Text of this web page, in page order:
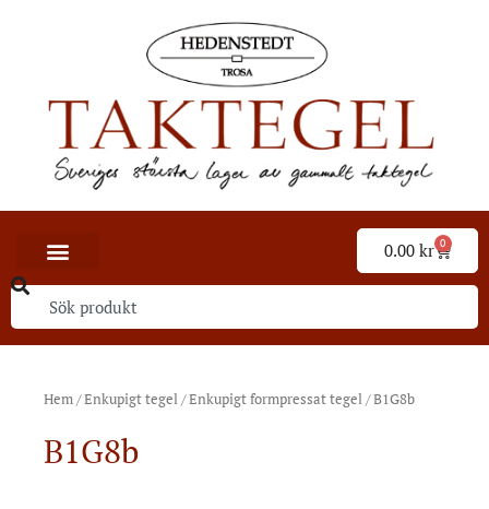
0.00 kr 0
Hem/Enkupigt tegel/Enkupigt formpressat tegel/ B1G8b
B1G8b